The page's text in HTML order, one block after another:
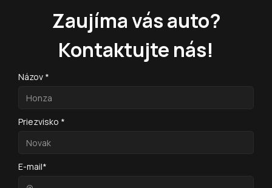
Zaujíma vás auto?
Kontaktujte nás!
Názov *
Priezvisko *
E-mail*